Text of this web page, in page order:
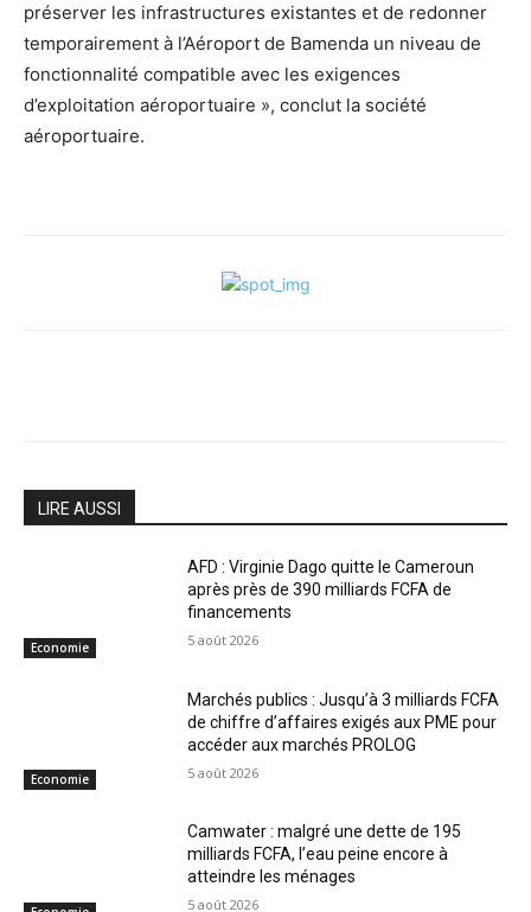
préserver les infrastructures existantes et de redonner
temporairement à l’Aéroport de Bamenda un niveau de
fonctionnalité compatible avec les exigences
d’exploitation aéroportuaire », conclut la société
aéroportuaire.
LIRE AUSSI
Economie
AFD : Virginie Dago quitte le Cameroun
après près de 390 milliards FCFA de
financements
5 août 2026
Economie
Marchés publics : Jusqu’à 3 milliards FCFA
de chiffre d’affaires exigés aux PME pour
accéder aux marchés PROLOG
5 août 2026
Camwater : malgré une dette de 195
milliards FCFA, l’eau peine encore à
atteindre les ménages
5 août 2026